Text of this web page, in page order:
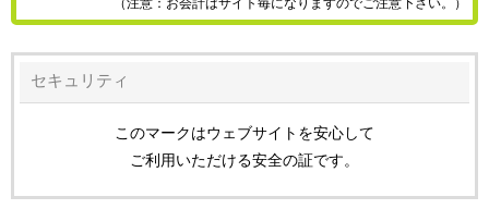
（注意：お会計はサイト毎になりますのでご注意下さい。）
セキュリティ
このマークはウェブサイトを安心して
ご利用いただける安全の証です。